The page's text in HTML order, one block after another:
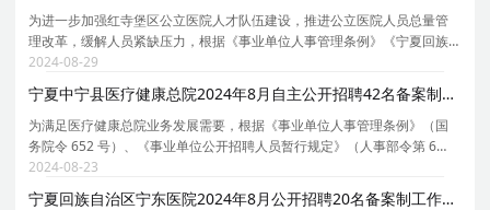
为进一步加强红寺堡区公立医院人才队伍建设，推进公立医院人员总量管
理改革，缓解人员紧缺压力，根据《事业单位人事管理条例》《宁夏回族
自治区事业单位公开招聘工作人员实施办法》《关于进一步做好全区事业
单位自主公开招聘工作的通知》等有关规定，结合实
2024-08-29
宁夏中宁县医疗健康总院2024年8月自主公开招聘42名备案制工作人员公告
为满足医疗健康总院业务发展需要，根据《事业单位人事管理条例》（国
务院令 652 号）、《事业单位公开招聘人员暂行规定》（人事部令第 6
号）、《宁夏回族自治区事业单位公开招聘工作人员实施办法》（宁政办
规发 [2023]9 号）等规定，现就中宁县医疗健康总院
2024-08-23
宁夏回族自治区宁东医院2024年8月公开招聘20名备案制工作人员公告